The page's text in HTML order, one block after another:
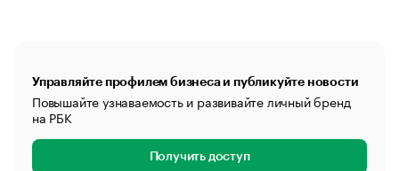
Управляйте профилем бизнеса и публикуйте новости
Повышайте узнаваемость и развивайте личный бренд
на РБК
Получить доступ